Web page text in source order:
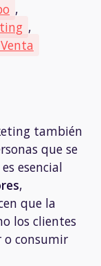
,
,
también
que se
esencial
,
que la
los clientes
consumir